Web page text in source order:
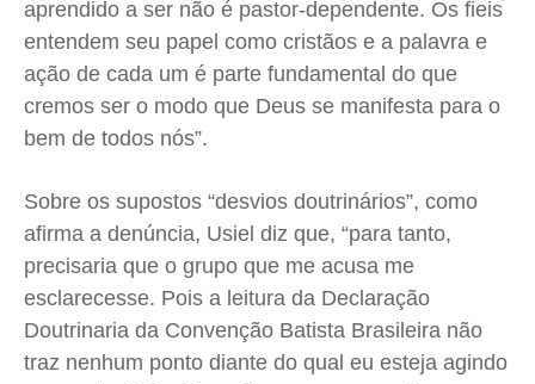
aprendido a ser não é pastor-dependente. Os fieis
entendem seu papel como cristãos e a palavra e
ação de cada um é parte fundamental do que
cremos ser o modo que Deus se manifesta para o
bem de todos nós”.
Sobre os supostos “desvios doutrinários”, como
afirma a denúncia, Usiel diz que, “para tanto,
precisaria que o grupo que me acusa me
esclarecesse. Pois a leitura da Declaração
Doutrinaria da Convenção Batista Brasileira não
traz nenhum ponto diante do qual eu esteja agindo